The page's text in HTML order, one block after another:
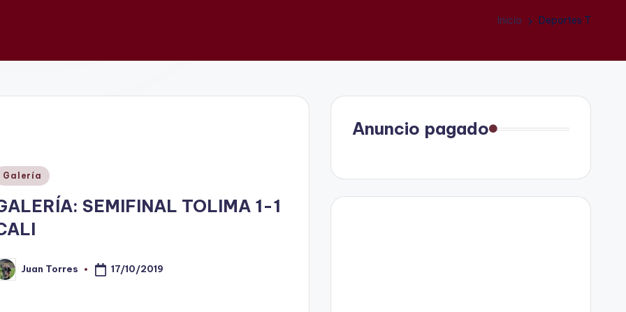
Inicio Deportes T
Galería
SEMIFINAL TOLIMA 1-1
Juan Torres 17/10/2019
Anuncio pagado